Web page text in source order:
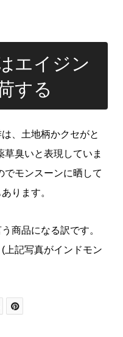
エイジン
する
、土地柄かクセがと
臭いと表現していま
でモンスーンに晒して
ります。
商品になる訳です。
上記写真がインドモン